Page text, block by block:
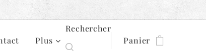
Plus
Rechercher
Panier